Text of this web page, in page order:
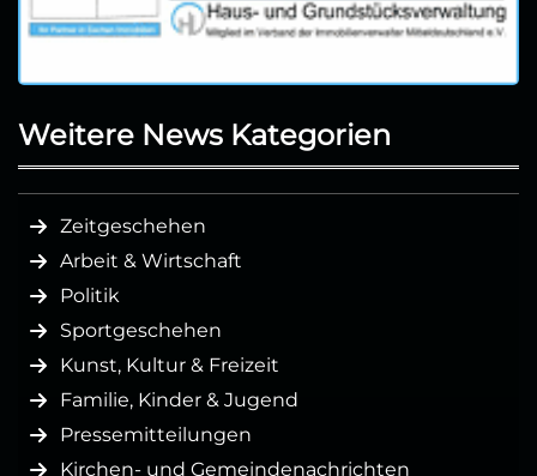
Weitere News Kategorien
Zeitgeschehen
Arbeit & Wirtschaft
Politik
Sportgeschehen
Kunst, Kultur & Freizeit
Familie, Kinder & Jugend
Pressemitteilungen
Kirchen- und Gemeindenachrichten